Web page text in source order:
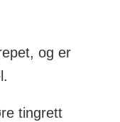
og er
tingrett